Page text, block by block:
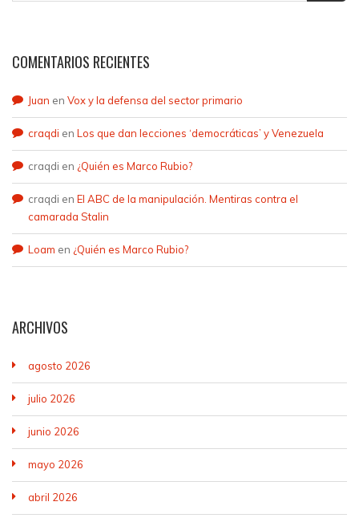
COMENTARIOS RECIENTES
Juan en Vox y la defensa del sector primario
craqdi en Los que dan lecciones ‘democráticas’ y Venezuela
craqdi en ¿Quién es Marco Rubio?
craqdi en El ABC de la manipulación. Mentiras contra el
camarada Stalin
Loam en ¿Quién es Marco Rubio?
ARCHIVOS
agosto 2026
julio 2026
junio 2026
mayo 2026
abril 2026